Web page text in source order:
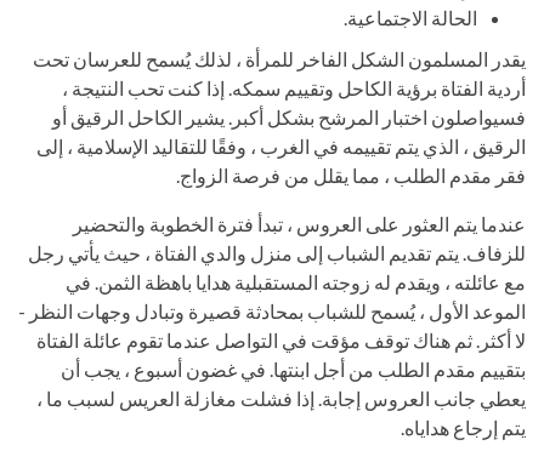
الحالة الاجتماعية.
يقدر المسلمون الشكل الفاخر للمرأة ، لذلك يُسمح للعرسان تحت
أردية الفتاة برؤية الكاحل وتقييم سمكه. إذا كنت تحب النتيجة ،
فسيواصلون اختبار المرشح بشكل أكبر. يشير الكاحل الرقيق أو
الرقيق ، الذي يتم تقييمه في الغرب ، وفقًا للتقاليد الإسلامية ، إلى
فقر مقدم الطلب ، مما يقلل من فرصة الزواج.
عندما يتم العثور على العروس ، تبدأ فترة الخطوبة والتحضير
للزفاف. يتم تقديم الشباب إلى منزل والدي الفتاة ، حيث يأتي رجل
مع عائلته ، ويقدم له زوجته المستقبلية هدايا باهظة الثمن. في
الموعد الأول ، يُسمح للشباب بمحادثة قصيرة وتبادل وجهات النظر -
لا أكثر. ثم هناك توقف مؤقت في التواصل عندما تقوم عائلة الفتاة
بتقييم مقدم الطلب من أجل ابنتها. في غضون أسبوع ، يجب أن
يعطي جانب العروس إجابة. إذا فشلت مغازلة العريس لسبب ما ،
يتم إرجاع هداياه.